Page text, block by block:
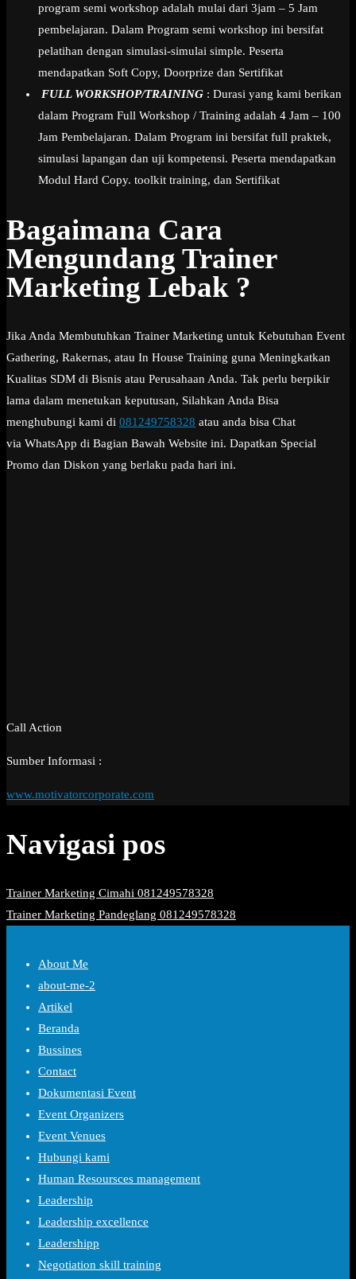
program semi workshop adalah mulai dari 3jam – 5 Jam
pembelajaran. Dalam Program semi workshop ini bersifat
pelatihan dengan simulasi-simulai simple. Peserta
mendapatkan Soft Copy, Doorprize dan Sertifikat
FULL WORKSHOP/TRAINING : Durasi yang kami berikan
dalam Program Full Workshop / Training adalah 4 Jam – 100
Jam Pembelajaran. Dalam Program ini bersifat full praktek,
simulasi lapangan dan uji kompetensi. Peserta mendapatkan
Modul Hard Copy. toolkit training, dan Sertifikat
Bagaimana Cara
Mengundang Trainer
Marketing Lebak ?
Jika Anda Membutuhkan Trainer Marketing untuk Kebutuhan Event
Gathering, Rakernas, atau In House Training guna Meningkatkan
Kualitas SDM di Bisnis atau Perusahaan Anda. Tak perlu berpikir
lama dalam menetukan keputusan, Silahkan Anda Bisa
menghubungi kami di 081249758328 atau anda bisa Chat
via WhatsApp di Bagian Bawah Website ini. Dapatkan Special
Promo dan Diskon yang berlaku pada hari ini.
Call Action
Sumber Informasi :
www.motivatorcorporate.com
Navigasi pos
Trainer Marketing Cimahi 081249578328
Trainer Marketing Pandeglang 081249578328
About Me
about-me-2
Artikel
Beranda
Bussines
Contact
Dokumentasi Event
Event Organizers
Event Venues
Hubungi kami
Human Resoursces management
Leadership
Leadership excellence
Leadershipp
Negotiation skill training